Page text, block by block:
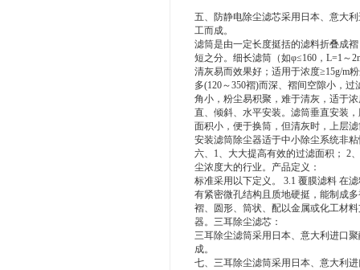
五、防静电除尘滤芯采用日本、意大
工而成。
滤筒是由一定长度挺括的滤料折叠成
短之分。细长滤筒（如φ≤160，L=1～
清灰易而效果好；适用于浓度≥15g/m
多(120～350褶)而深、褶间空隙小，
角小，粉尘易积聚，难于清灰，适于
直、倾斜、水平安装。滤筒垂直安装
面积小，便于换筒，但清灰时，上层
安装滤筒除尘器适于中小除尘系统非
六、1、大大提高有效的过滤面积； 2
尘浓度大的行业。产品定义：
标准采用以下定义。 3.1 覆膜滤料 在
有紧密微孔结构且质地硬挺，能制成
褶、圆形、筒状、配以金属或化工材
器。三耳除尘滤芯：
三耳除尘滤筒采用日本、意大利进口
成。
七、三耳除尘滤筒采用日本、意大利